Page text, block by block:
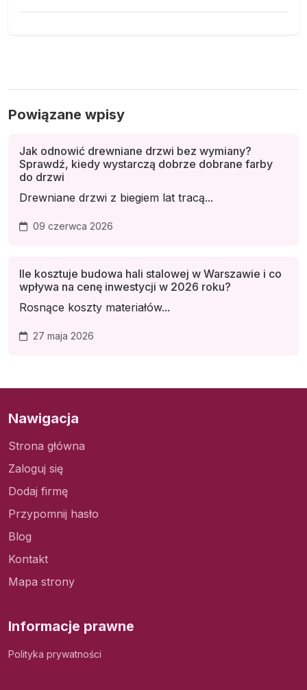
Powiązane wpisy
Jak odnowić drewniane drzwi bez wymiany?
Sprawdź, kiedy wystarczą dobrze dobrane farby
do drzwi
Drewniane drzwi z biegiem lat tracą...
09 czerwca 2026
Ile kosztuje budowa hali stalowej w Warszawie i co
wpływa na cenę inwestycji w 2026 roku?
Rosnące koszty materiałów...
27 maja 2026
Nawigacja
Strona główna
Zaloguj się
Dodaj firmę
Przypomnij hasło
Blog
Kontakt
Mapa strony
Informacje prawne
Polityka prywatności